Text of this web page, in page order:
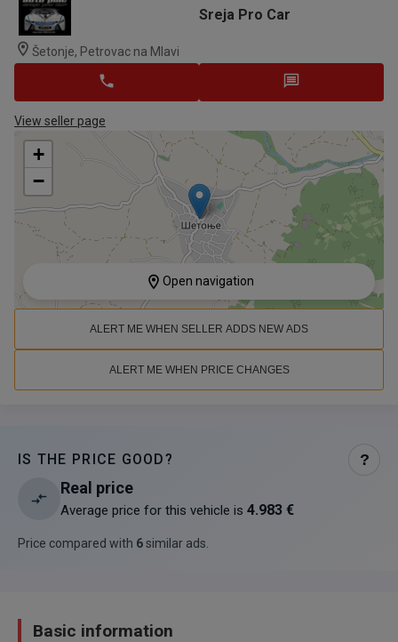
Sreja Pro Car
Šetonje, Petrovac na Mlavi
View seller page
+
−
Open navigation
ALERT ME WHEN SELLER ADDS NEW ADS
ALERT ME WHEN PRICE CHANGES
IS THE PRICE GOOD? ?
Real price
Average price for this vehicle is 4.983 €
Price compared with 6similar ads
Basic information